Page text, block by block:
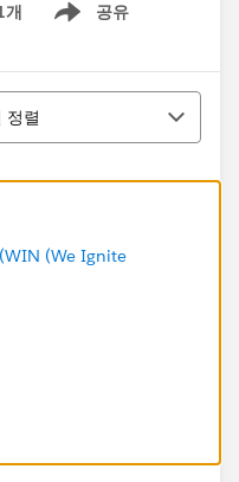
개 공유
Show menu
정렬
(We Ignite